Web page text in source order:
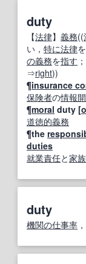
duty
【法律】 義務((
い， 特に法律を
の義務を指す
⇒right))
¶insurance
保険者の情報
¶moral duty [
道徳的義務
¶the
duties
就業責任と家族
duty
機関の仕事率 ，